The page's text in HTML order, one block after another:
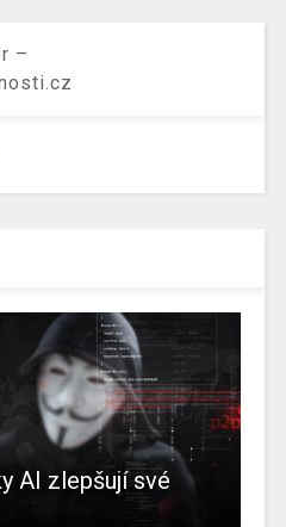
–
AI zlepšují své